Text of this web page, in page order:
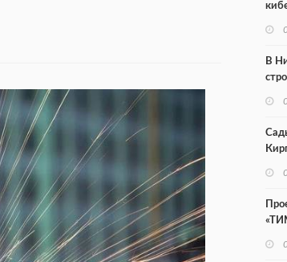
В